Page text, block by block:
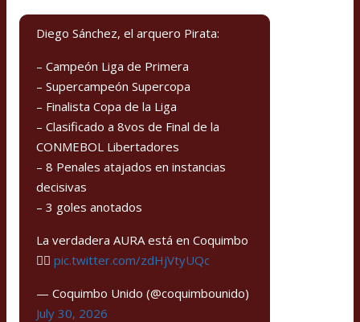
Diego Sánchez, el arquero Pirata:
– Campeón Liga de Primera
– Supercampeón Supercopa
– Finalista Copa de la Liga
– Clasificado a 8vos de Final de la
CONMEBOL Libertadores
– 8 Penales atajados en instancias
decisivas
– 3 goles anotados
La verdadera AURA está en Coquimbo
🏴‍☠️ pic.twitter.com/zdHjVtyUQc
— Coquimbo Unido (@coquimbounido)
July 30, 2026